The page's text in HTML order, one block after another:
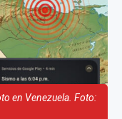
en Venezuela. Foto: